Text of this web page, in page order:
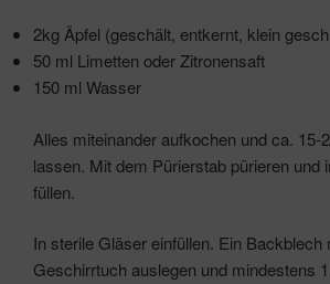
2kg Äpfel (geschält, entkernt, klein
50 ml Limetten oder Zitronensaft
150 ml Wasser
Alles miteinander aufkochen und ca. 15-
lassen. Mit dem Pürierstab pürieren und
füllen.
In sterile Gläser einfüllen. Ein Backblech
Geschirrtuch auslegen und mindestens